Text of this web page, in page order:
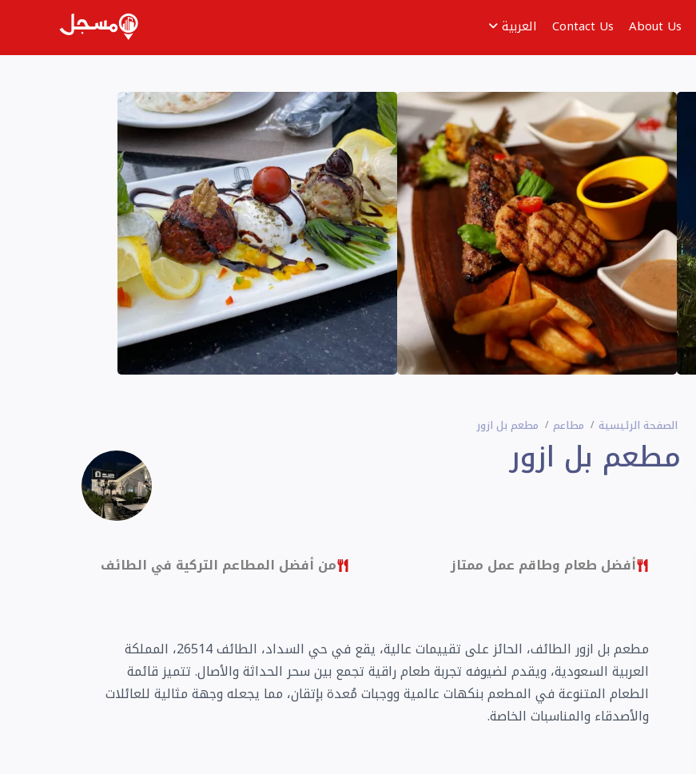
About Us
Contact Us العربية
الصفحة الرئيسية مطاعم مطعم بل ازور
مطعم بل ازور
أفضل طعام وطاقم عمل ممتاز من أفضل المطاعم التركية في الطائف
مطعم بل ازور الطائف، الحائز على تقييمات عالية، يقع في حي السداد، الطائف 26514، المملكة
العربية السعودية، ويقدم لضيوفه تجربة طعام راقية تجمع بين سحر الحداثة والأصال. تتميز قائمة
الطعام المتنوعة في المطعم بنكهات عالمية ووجبات مُعدة بإتقان، مما يجعله وجهة مثالية للعائلات
والأصدقاء والمناسبات الخاصة.